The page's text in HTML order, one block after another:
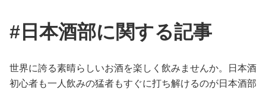
ライフスタイル
#日本酒部に関する記事
世界に誇る素晴らしいお酒を楽しく飲みませんか。日本酒
初心者も一人飲みの猛者もすぐに打ち解けるのが日本酒部